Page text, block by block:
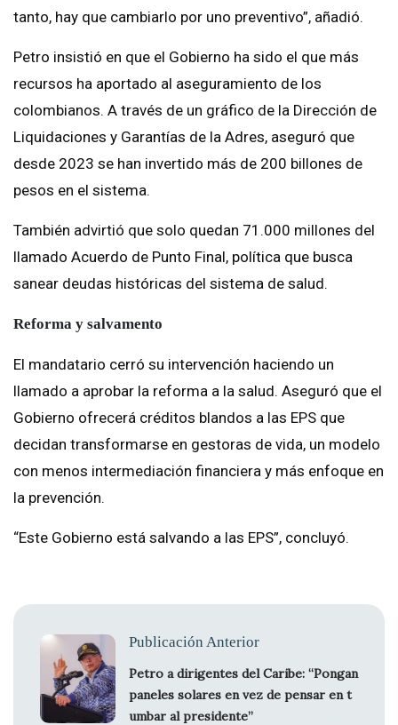
tanto, hay que cambiarlo por uno preventivo”, añadió.
Petro insistió en que el Gobierno ha sido el que más
recursos ha aportado al aseguramiento de los
colombianos. A través de un gráfico de la Dirección de
Liquidaciones y Garantías de la Adres, aseguró que
desde 2023 se han invertido más de 200 billones de
pesos en el sistema.
También advirtió que solo quedan 71.000 millones del
llamado Acuerdo de Punto Final, política que busca
sanear deudas históricas del sistema de salud.
Reforma y salvamento
El mandatario cerró su intervención haciendo un
llamado a aprobar la reforma a la salud. Aseguró que el
Gobierno ofrecerá créditos blandos a las EPS que
decidan transformarse en gestoras de vida, un modelo
con menos intermediación financiera y más enfoque en
la prevención.
“Este Gobierno está salvando a las EPS”, concluyó.
Publicación Anterior
Petro a dirigentes del Caribe: “Pongan
paneles solares en vez de pensar en t
umbar al presidente”